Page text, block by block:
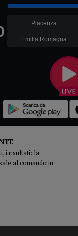
Piacenza
Emilia Romagna
i risultati: la
al comando in